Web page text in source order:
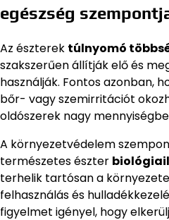
egészség
Az észterek túlnyomó
szakszerűen állítják elő és
használják. Fontos azonban,
bőr- vagy szemirritációt
oldószerek nagy
A környezetvédelem
természetes észter
terhelik tartósan a
felhasználás és
figyelmet igényel, hogy